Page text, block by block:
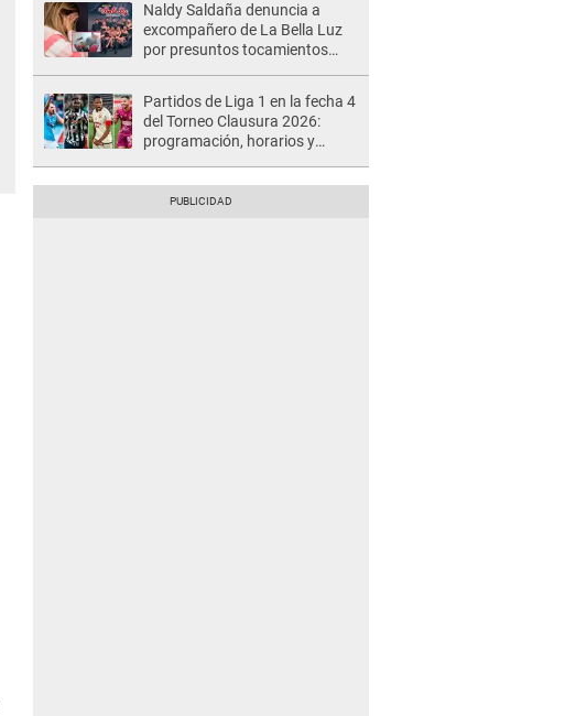
Naldy Saldaña denuncia a
excompañero de La Bella Luz
por presuntos tocamientos
Partidos de Liga 1 en la fecha 4
del Torneo Clausura 2026:
programación, horarios y